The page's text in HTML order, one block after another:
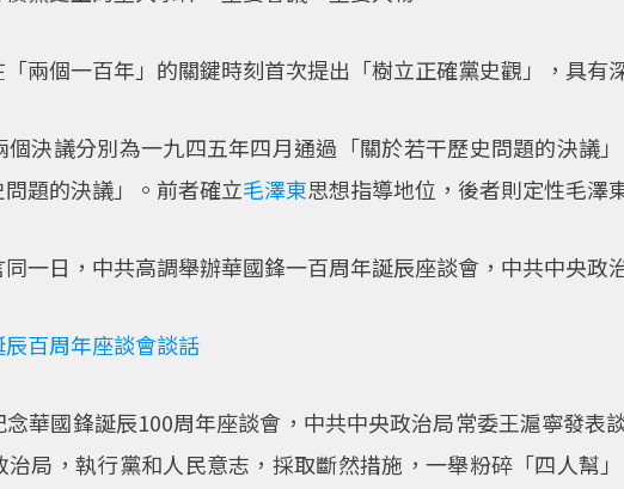
兩個一百年」的關鍵時刻首次提出「樹立正確黨史觀」，具有
個決議分別為一九四五年四月通過「關於若干歷史問題的決議
題的決議」。前者確立毛澤東思想指導地位，後者則定性毛澤
一日，中共高調舉辦華國鋒一百周年誕辰座談會，中共中央政
百周年座談會談話
念華國鋒誕辰100周年座談會，中共中央政治局常委王滬寧發表
治局，執行黨和人民意志，採取斷然措施，一舉粉碎「四人幫